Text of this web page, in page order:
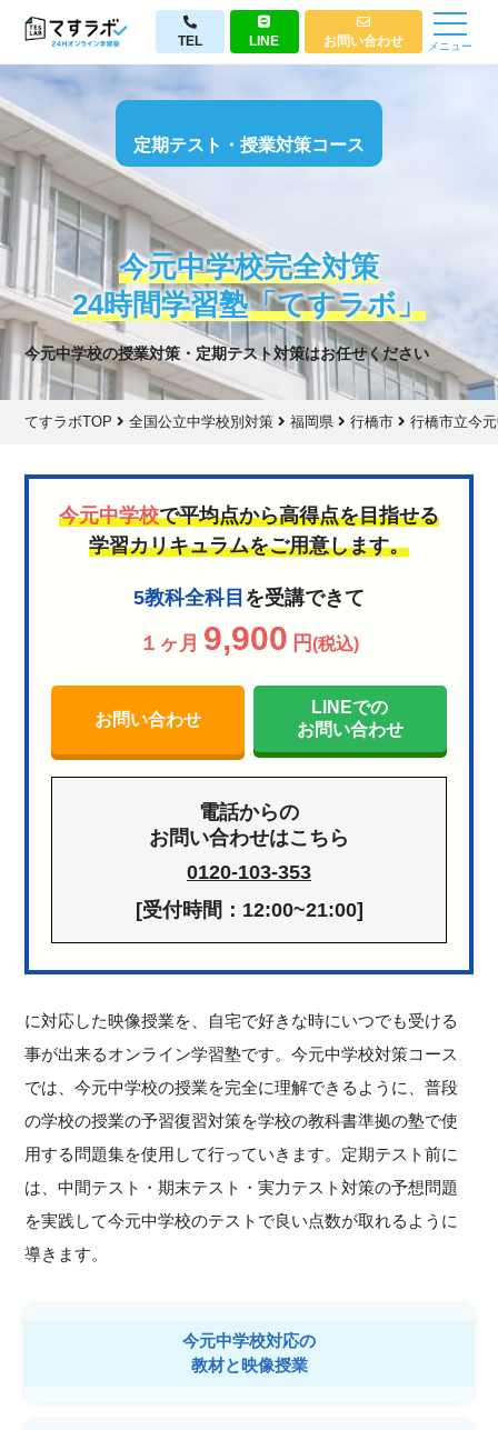
TEL LINE お問い合わせ メニュー
定期テスト・授業対策コース
今元中学校完全対策
24時間学習塾「てすラボ」
今元中学校の授業対策・定期テスト対策はお任せください
てすラボTOP 全国公立中学校別対策 福岡県 行橋市 行橋市立今
今元中学校で平均点から高得点を目指せる
学習カリキュラムをご用意します。
5教科全科目 を受講できて
１ヶ月 9,900 円(税込)
お問い合わせ
LINEでの
お問い合わせ
電話からの
お問い合わせはこちら
0120-103-353
[受付時間：12:00~21:00]
に対応した映像授業を、自宅で好きな時にいつでも受ける
事が出来るオンライン学習塾です。今元中学校対策コース
では、今元中学校の授業を完全に理解できるように、普段
の学校の授業の予習復習対策を学校の教科書準拠の塾で使
用する問題集を使用して行っていきます。定期テスト前に
は、中間テスト・期末テスト・実力テスト対策の予想問題
を実践して今元中学校のテストで良い点数が取れるように
導きます。
今元中学校対応の
教材と映像授業